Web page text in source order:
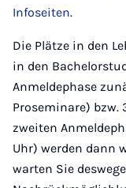
Infoseiten.
Die Plätze in den
in den
Anmeldephase
Proseminare) bzw.
zweiten
Uhr) werden dann
warten Sie